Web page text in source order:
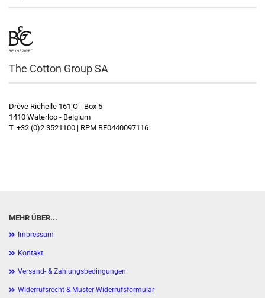
The Cotton Group SA
Drève Richelle 161 O - Box 5
1410 Waterloo - Belgium
T. +32 (0)2 3521100 | RPM BE0440097116
MEHR ÜBER...
Impressum
Kontakt
Versand- & Zahlungsbedingungen
Widerrufsrecht & Muster-Widerrufsformular